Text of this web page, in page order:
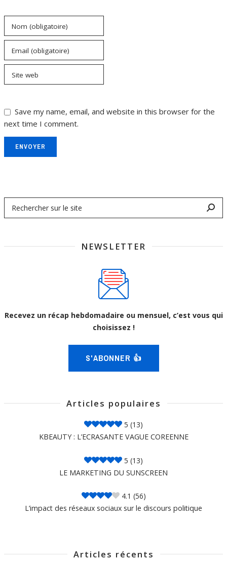
Nom (obligatoire)
Email (obligatoire)
Site web
Save my name, email, and website in this browser for the
next time I comment.
ENVOYER
NEWSLETTER
Recevez un récap hebdomadaire ou mensuel, c’est vous qui
choisissez !
S'ABONNER 👍
Articles populaires
5 (13)
KBEAUTY : L’ECRASANTE VAGUE COREENNE
5 (13)
LE MARKETING DU SUNSCREEN
4.1 (56)
L’impact des réseaux sociaux sur le discours politique
Articles récents